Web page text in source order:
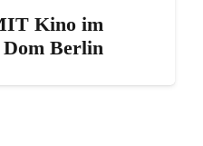
Kino im
Dom Berlin